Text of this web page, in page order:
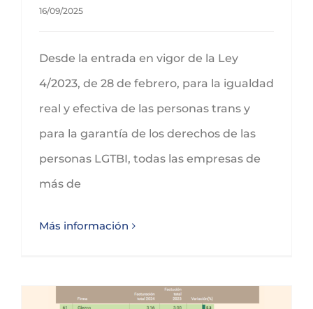
16/09/2025
Desde la entrada en vigor de la Ley
4/2023, de 28 de febrero, para la igualdad
real y efectiva de las personas trans y
para la garantía de los derechos de las
personas LGTBI, todas las empresas de
más de
Más información